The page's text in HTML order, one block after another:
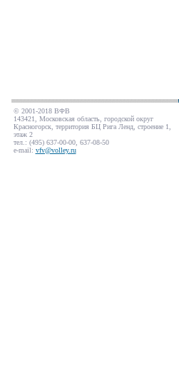
© 2001-2018 ВФВ
143421, Московская область, городской округ
Красногорск, территория БЦ Рига Ленд, строение 1,
этаж 2
тел.: (495) 637-00-00, 637-08-50
e-mail: vfv@volley.ru